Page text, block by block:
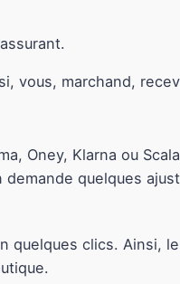
vous, marchand,
Oney, Klarna ou
quelques
quelques clics. Ainsi,